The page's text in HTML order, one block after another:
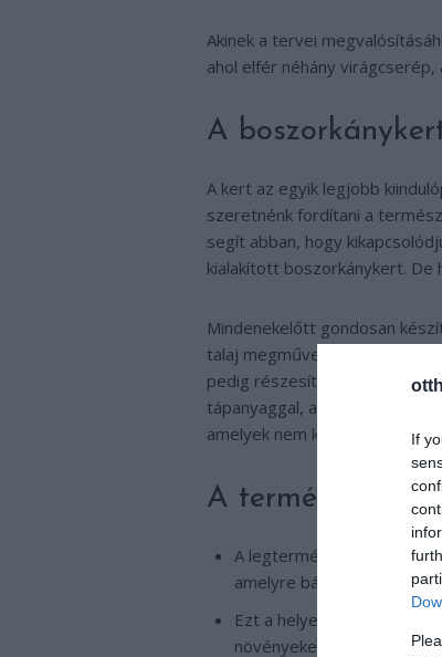
If
Akinek a tervei
ahol elfér néhány
A
A kert az egyik legjobb
szeretnénk fordítani a
segít abban, hogy
kialakított boszorkánykert. De
Mindenekelőtt gondosan
talaj megművelése során
pedig részesítsünk előnyben
tápanyaggal, a nitrogénnel
amelyek nem kényesek és a
A természet
A legtermészetközelibb
amelyre bármikor
Ezt a helyet vegyük körbe
növényeket ültethetjük